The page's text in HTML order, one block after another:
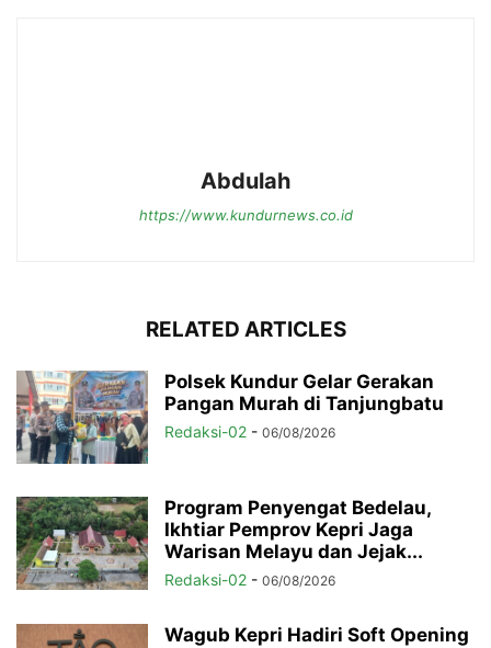
Abdulah
https://www.kundurnews.co.id
RELATED ARTICLES
Polsek Kundur Gelar Gerakan
Pangan Murah di Tanjungbatu
Redaksi-02 - 06/08/2026
Program Penyengat Bedelau,
Ikhtiar Pemprov Kepri Jaga
Warisan Melayu dan Jejak...
Redaksi-02 - 06/08/2026
Wagub Kepri Hadiri Soft Opening